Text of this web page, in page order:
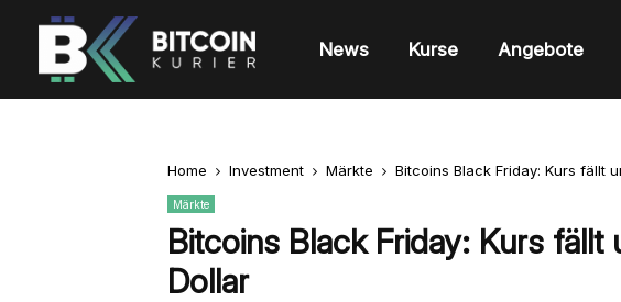
News Kurse Angebote
Home Investment Märkte Bitcoins Black Friday: Kurs fällt
Märkte
Bitcoins Black Friday: Kurs
Dollar